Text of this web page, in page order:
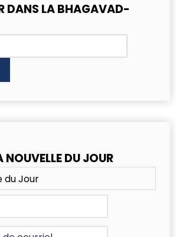
DANS LA BHAGAVAD-
characters for results.
NOUVELLE DU JOUR
du Jour